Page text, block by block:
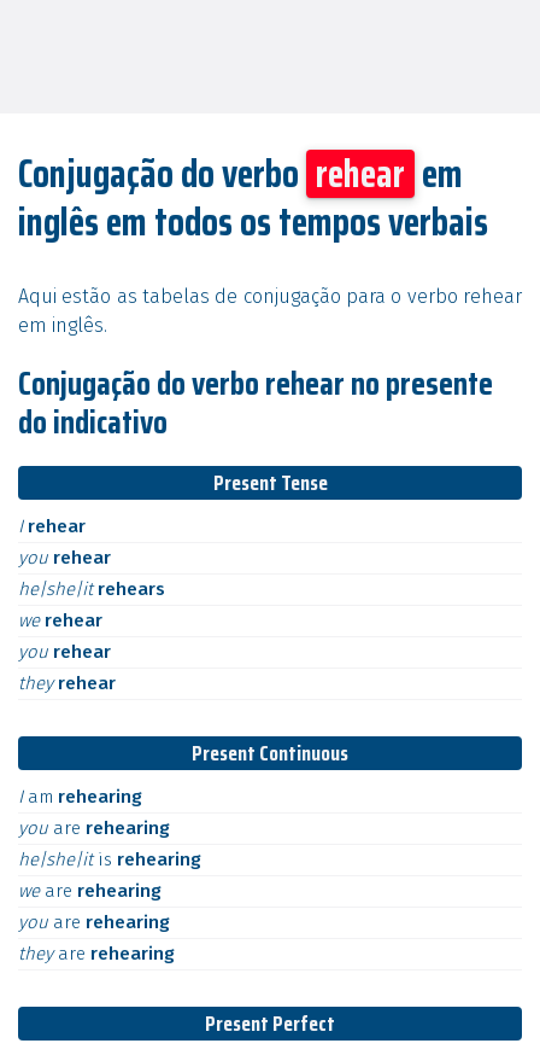
Conjugação do verbo rehear em
inglês em todos os tempos verbais
Aqui estão as tabelas de conjugação para o verbo rehear
em inglês.
Conjugação do verbo rehear no presente
do indicativo
Present Tense
I rehear
you rehear
he|she|itrehears
we rehear
you rehear
theyrehear
Present Continuous
I am rehearing
you are rehearing
he|she|itis rehearing
we are rehearing
you are rehearing
theyare rehearing
Present Perfect